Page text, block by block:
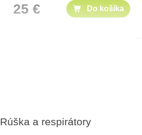
25 € Do košíka
300 € Do košíka
Rúška a respirátory